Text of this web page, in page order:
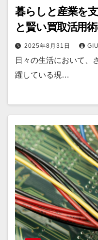
暮らしと産業を
と賢い買取活用
2025年8月31日
日々の生活において、
躍している現…